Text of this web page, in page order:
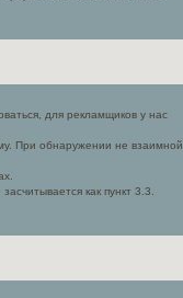
для рекламщиков у нас
При обнаружении не взаимной
как пункт 3.3.